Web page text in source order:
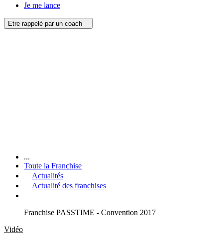
Je me lance
Etre rappelé par un coach
...
Toute la Franchise
Actualités
Actualité des franchises
Franchise PASSTIME - Convention 2017
Vidéo